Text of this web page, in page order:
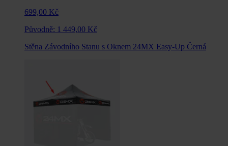
699,00 Kč
Původně: 1 449,00 Kč
Stěna Závodního Stanu s Oknem 24MX Easy-Up Černá